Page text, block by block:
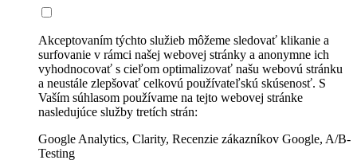
Akceptovaním týchto služieb môžeme sledovať klikanie a
surfovanie v rámci našej webovej stránky a anonymne ich
vyhodnocovať s cieľom optimalizovať našu webovú stránku
a neustále zlepšovať celkovú používateľskú skúsenosť. S
Vaším súhlasom používame na tejto webovej stránke
nasledujúce služby tretích strán:
Google Analytics, Clarity, Recenzie zákazníkov Google, A/B-
Testing